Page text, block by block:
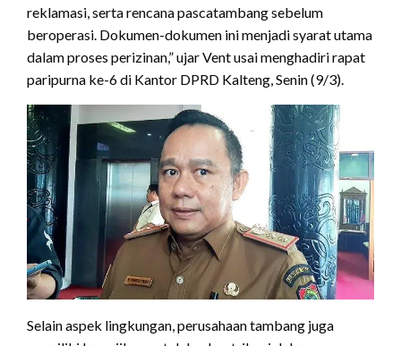
reklamasi, serta rencana pascatambang sebelum
beroperasi. Dokumen-dokumen ini menjadi syarat utama
dalam proses perizinan,” ujar Vent usai menghadiri rapat
paripurna ke-6 di Kantor DPRD Kalteng, Senin (9/3).
Selain aspek lingkungan, perusahaan tambang juga